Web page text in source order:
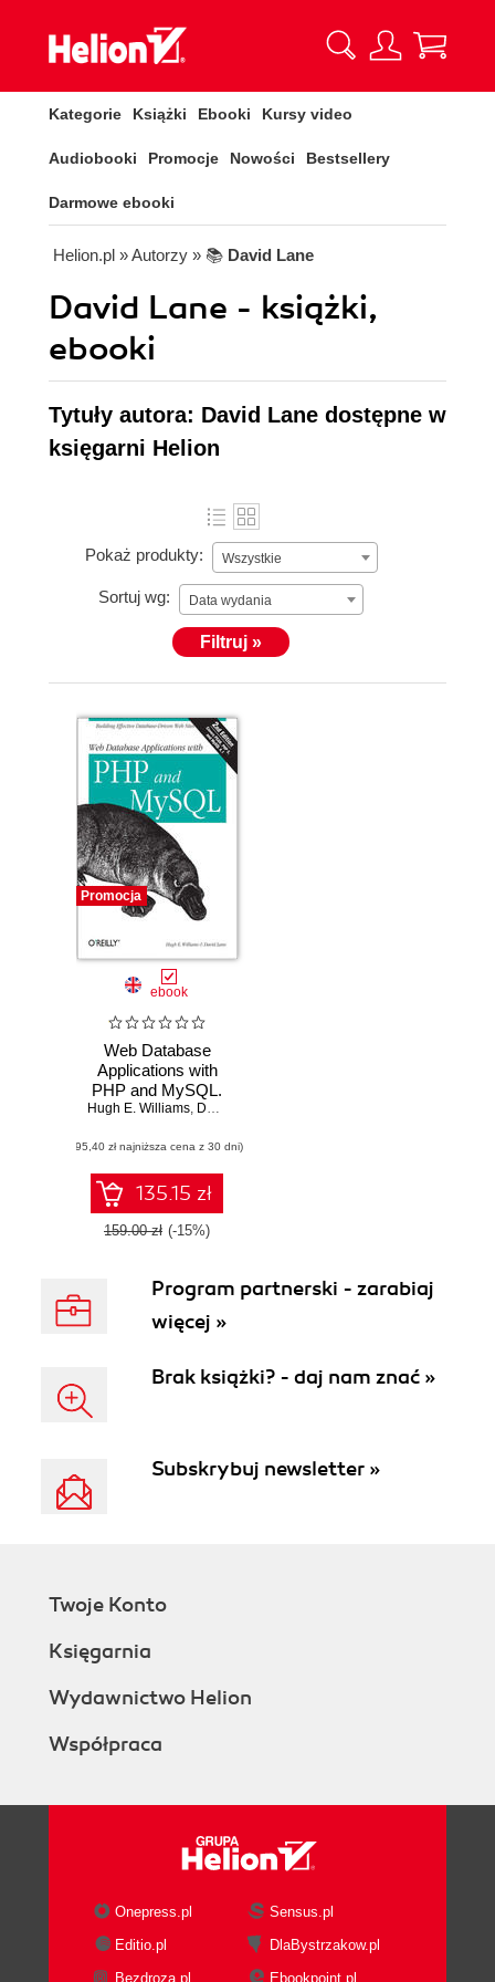
Kategorie Książki Ebooki Kursy video
Audiobooki Promocje Nowości Bestsellery
Darmowe ebooki
Helion.pl » Autorzy » 📚 David Lane
David Lane - książki,
ebooki
Tytuły autora: David Lane dostępne w
księgarni Helion
Pokaż produkty: Wszystkie
Sortuj wg: Data wydania
Filtruj »
Promocja
ebook
Web Database
Applications with
PHP and MySQL.
2nd Edition
Hugh E. Williams, David Lane
(95,40 zł najniższa cena z 30 dni)
135.15 zł
159.00 zł (-15%)
Program partnerski - zarabiaj
więcej »
Brak książki? - daj nam znać »
Subskrybuj newsletter »
Twoje Konto
Księgarnia
Wydawnictwo Helion
Współpraca
Onepress.pl
Sensus.pl
Editio.pl
DlaBystrzakow.pl
Bezdroza.pl
Ebookpoint.pl